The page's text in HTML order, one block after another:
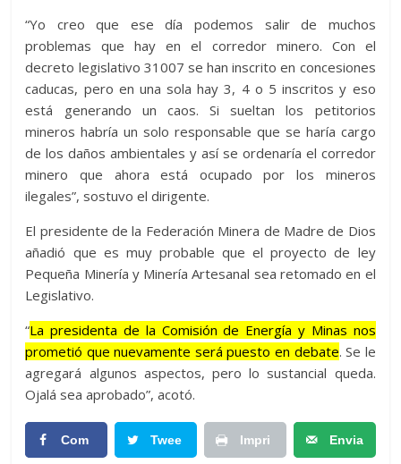
“Yo creo que ese día podemos salir de muchos
problemas que hay en el corredor minero. Con el
decreto legislativo 31007 se han inscrito en concesiones
caducas, pero en una sola hay 3, 4 o 5 inscritos y eso
está generando un caos. Si sueltan los petitorios
mineros habría un solo responsable que se haría cargo
de los daños ambientales y así se ordenaría el corredor
minero que ahora está ocupado por los mineros
ilegales”, sostuvo el dirigente.
El presidente de la Federación Minera de Madre de Dios
añadió que es muy probable que el proyecto de ley
Pequeña Minería y Minería Artesanal sea retomado en el
Legislativo.
“La presidenta de la Comisión de Energía y Minas nos
prometió que nuevamente será puesto en debate. Se le
agregará algunos aspectos, pero lo sustancial queda.
Ojalá sea aprobado”, acotó.
Com Twee Impri Envia